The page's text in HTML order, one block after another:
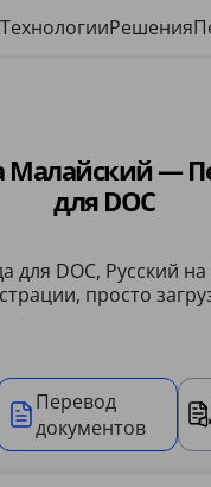
ТехнологииРешения
Малайский —
для DOC
для DOC, Русский
просто
Перевод
документов